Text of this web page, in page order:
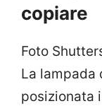
copiare
Foto
La lampada
posizionata